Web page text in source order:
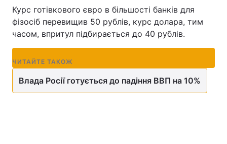
Курс готівкового євро в більшості банків для
фізосіб перевищив 50 рублів, курс долара, тим
часом, впритул підбирається до 40 рублів.
ЧИТАЙТЕ ТАКОЖ
Влада Росії готується до падіння ВВП на 10%